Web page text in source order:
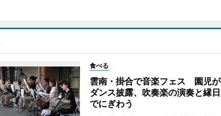
食べる
雲南・掛合で音楽フェス 園児が
ダンス披露、吹奏楽の演奏と縁日
でにぎわう